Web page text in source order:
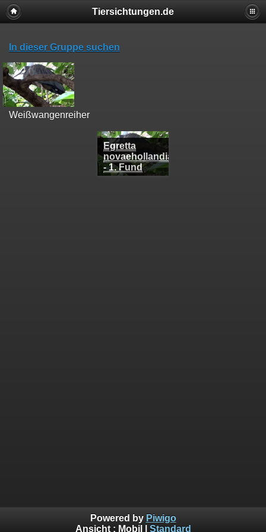
Tiersichtungen.de
In dieser Gruppe suchen
Weißwangenreiher
Egretta
novaehollandiae
- 1. Fund
Powered by Piwigo
Ansicht : Mobil Standard